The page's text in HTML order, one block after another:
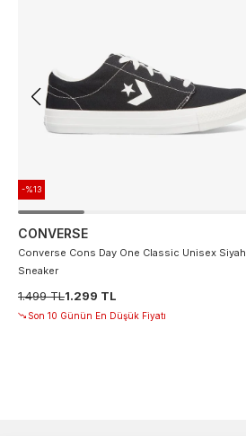
-%13
CONVERSE
Converse Cons Day One Classic Unisex Siyah
Sneaker
1.499 TL1.299 TL
Son 10 Günün En Düşük Fiyatı